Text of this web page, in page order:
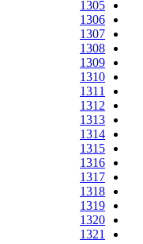
1305
1306
1307
1308
1309
1310
1311
1312
1313
1314
1315
1316
1317
1318
1319
1320
1321